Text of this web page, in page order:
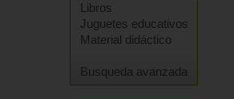
Libros
Juguetes educativos
Material didáctico
Busqueda avanzada